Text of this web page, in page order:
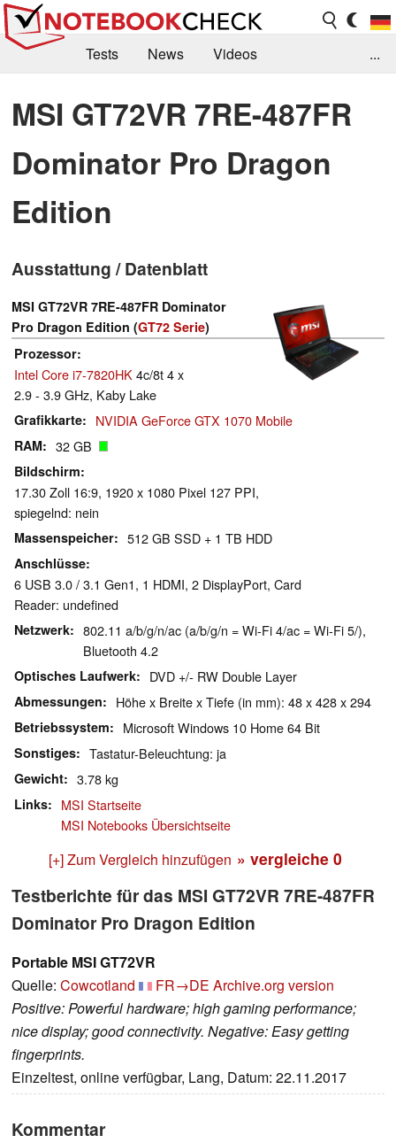
Tests News
Videos
Kaufberatung
Deals Suche
Jobs
Forum
...
MSI GT72VR 7RE-487FR
Dominator Pro Dragon
Edition
Ausstattung / Datenblatt
MSI GT72VR 7RE-487FR Dominator
Pro Dragon Edition (GT72 Serie)
Prozessor
Intel Core i7-7820HK4c/8t 4 x
2.9 - 3.9 GHz, Kaby Lake
Grafikkarte NVIDIA GeForce GTX 1070 Mobile
RAM 32 GB
Bildschirm
17.30 Zoll 16:9, 1920 x 1080 Pixel 127 PPI,
spiegelnd: nein
Massenspeicher 512 GB SSD + 1 TB HDD
Anschlüsse
6 USB 3.0 / 3.1 Gen1, 1 HDMI, 2 DisplayPort, Card
Reader: undefined
Netzwerk
802.11 a/b/g/n/ac (a/b/g/n = Wi-Fi 4/ac = Wi-Fi 5/),
Bluetooth 4.2
Optisches Laufwerk DVD +/- RW Double Layer
Abmessungen Höhe x Breite x Tiefe (in mm): 48 x 428 x 294
Betriebssystem Microsoft Windows 10 Home 64 Bit
Sonstiges Tastatur-Beleuchtung: ja
Gewicht 3.78 kg
Links
MSI Startseite
MSI Notebooks Übersichtseite
[+] Zum Vergleich hinzufügen » vergleiche 0
Testberichte für das MSI GT72VR 7RE-487FR
Dominator Pro Dragon Edition
Portable MSI GT72VR
Quelle: Cowcotland FR→DE Archive.org version
Positive: Powerful hardware; high gaming performance;
nice display; good connectivity. Negative: Easy getting
fingerprints.
Einzeltest, online verfügbar, Lang, Datum: 22.11.2017
Kommentar